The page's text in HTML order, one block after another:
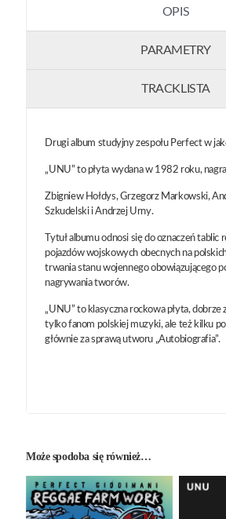
OPIS
PARAMETRY
TRACKLISTA
Drugi album studyjny zespołu Perfect w
„UNU” to płyta wydana w 1982 roku,
Zbigniew Hołdys, Grzegorz Markowski,
Szkudelski i Andrzej Urny.
Tytuł albumu odnosi się do oznaczeń tablic
pojazdów wojskowych obecnych na
trwania stanu wojennego obowiązującego
nagrywania tworów.
„UNU” to klasyczna rockowa płyta, dobrze
tylko fanom polskiej muzyki, ale też kilku
głównie za sprawą utworu „Autobiografia”.
Może spodoba się również…